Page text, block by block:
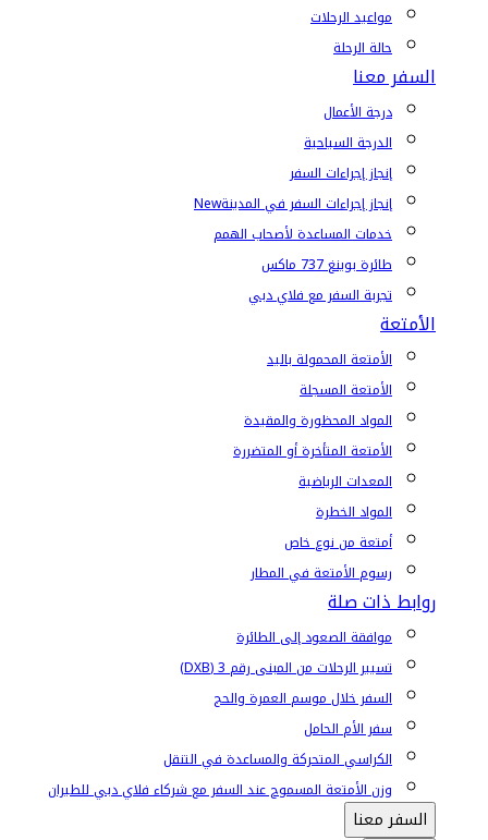
مواعيد الرحلات
حالة الرحلة
السفر معنا
درجة الأعمال
الدرجة السياحية
إنجاز إجراءات السفر
إنجاز إجراءات السفر في المدينةNew
خدمات المساعدة لأصحاب الهمم
طائرة بوينغ 737 ماكس
تجربة السفر مع فلاي دبي
الأمتعة
الأمتعة المحمولة باليد
الأمتعة المسجلة
المواد المحظورة والمقيدة
الأمتعة المتأخرة أو المتضررة
المعدات الرياضية
المواد الخطرة
أمتعة من نوع خاص
رسوم الأمتعة في المطار
روابط ذات صلة
موافقة الصعود إلى الطائرة
تسيير الرحلات من المبنى رقم 3 (DXB)
السفر خلال موسم العمرة والحج
سفر الأم الحامل
الكراسي المتحركة والمساعدة في التنقل
وزن الأمتعة المسموح عند السفر مع شركاء فلاي دبي للطيران
السفر معنا